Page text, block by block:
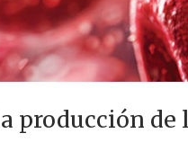
producción de